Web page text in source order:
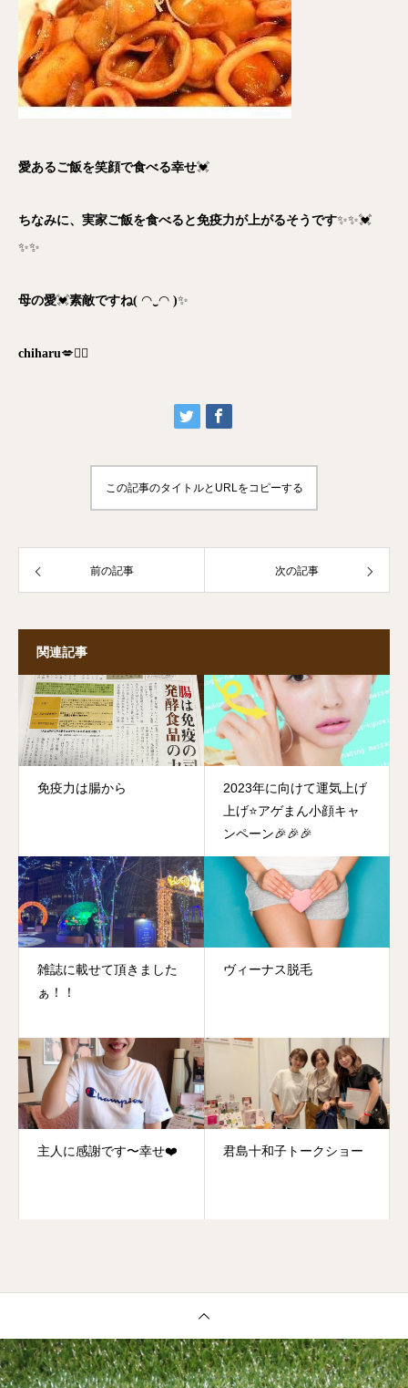
愛あるご飯を笑顔で食べる幸せ💓
ちなみに、実家ご飯を食べると免疫力が上がるそうです✨✨💓
✨✨
母の愛💓素敵ですね( ◠ ◠ )✨
chiharu💋👯‍♀️
この記事のタイトルとURLをコピーする
前の記事 次の記事
関連記事
免疫力は腸から
2023年に向けて運気上げ
上げ⭐️アゲまん小顔キャ
ンペーン🎉🎉🎉
雑誌に載せて頂きました
ぁ！！
ヴィーナス脱毛
主人に感謝です〜幸せ❤️ 君島十和子トークショー